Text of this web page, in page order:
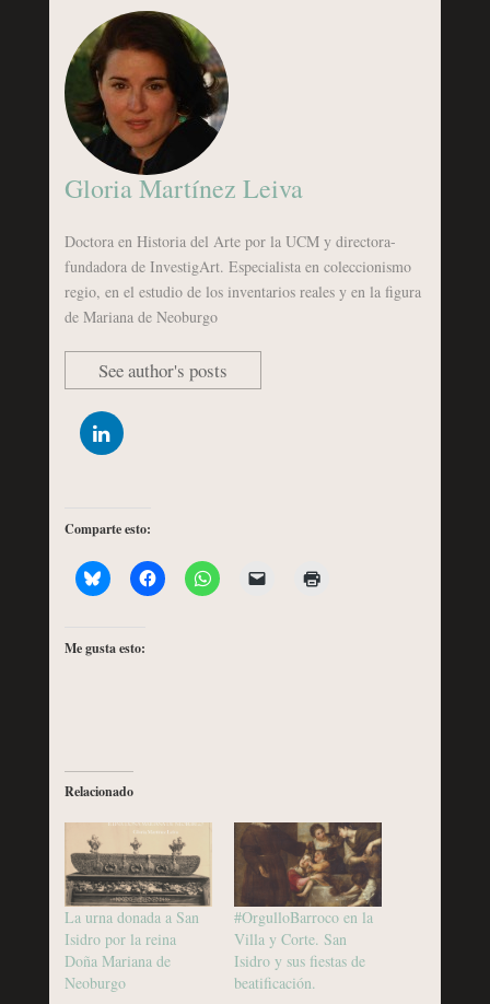
Gloria Martínez Leiva
Doctora en Historia del Arte por la UCM y directora-
fundadora de InvestigArt. Especialista en coleccionismo
regio, en el estudio de los inventarios reales y en la figura
de Mariana de Neoburgo
See author's posts
Comparte esto:
Me gusta esto:
Relacionado
La urna donada a San
Isidro por la reina
Doña Mariana de
Neoburgo
#OrgulloBarroco en la
Villa y Corte. San
Isidro y sus fiestas de
beatificación.